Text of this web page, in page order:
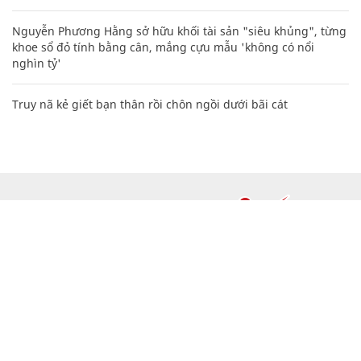
Nguyễn Phương Hằng sở hữu khối tài sản "siêu khủng", từng
khoe sổ đỏ tính bằng cân, mắng cựu mẫu 'không có nổi
nghìn tỷ'
Truy nã kẻ giết bạn thân rồi chôn ngồi dưới bãi cát